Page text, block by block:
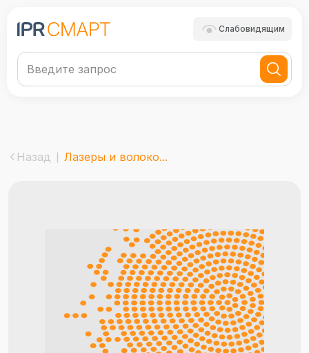
Слабовидящим
Назад Лазеры и волоко...